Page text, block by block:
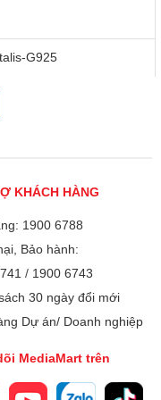
S Pen thế hệ mới
Dimensity
được trang bị chip
3nm, mang lại hiệu
với Galaxy Tab S9,
mà các ứng dụng
G925
số
KHÁCH HÀNG
1900 6788
Bảo hành:
/ 1900 6743
30 ngày đổi mới
Dự án/ Doanh nghiệp
MediaMart trên